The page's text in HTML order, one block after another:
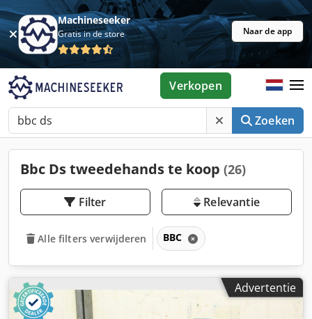
Machineseeker
Gratis in de store Naar de app
Zoeken
Verkopen
Bbc Ds tweedehands te koop (26)
Filter Relevantie
Alle filters verwijderen BBC
Advertentie